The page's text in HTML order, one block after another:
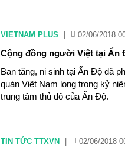
VIETNAM PLUS 02/06/2018
Cộng đồng người Việt tại Ấn
Ban tăng, ni sinh tại Ấn Độ đã
quán Việt Nam long trọng kỷ
trung tâm thủ đô của Ấn Độ.
TIN TỨC TTXVN 02/06/2018